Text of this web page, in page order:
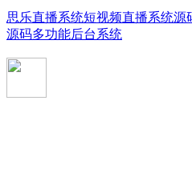
思乐直播系统短视频直播系统源
源码多功能后台系统